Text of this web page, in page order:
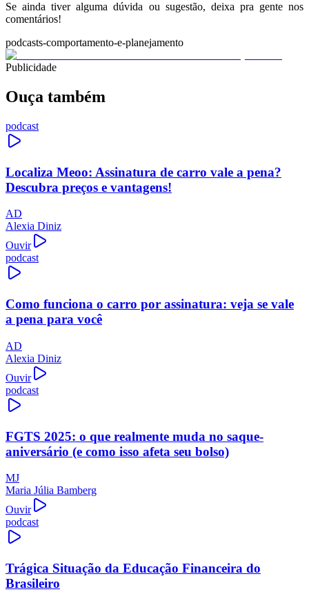
Se ainda tiver alguma dúvida ou sugestão, deixa pra gente nos
comentários!
podcasts-comportamento-e-planejamento
Publicidade
Ouça também
podcast
Localiza Meoo: Assinatura de carro vale a pena?
Descubra preços e vantagens!
AD
Alexia Diniz
Ouvir
podcast
Como funciona o carro por assinatura: veja se vale
a pena para você
AD
Alexia Diniz
Ouvir
podcast
FGTS 2025: o que realmente muda no saque-
aniversário (e como isso afeta seu bolso)
MJ
Maria Júlia Bamberg
Ouvir
podcast
Trágica Situação da Educação Financeira do
Brasileiro